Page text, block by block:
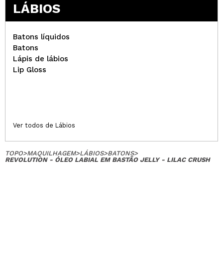
LÁBIOS
Batons líquidos
Batons
Lápis de lábios
Lip Gloss
Ver todos de Lábios
TOPO>MAQUILHAGEM>LÁBIOS>BATONS>
REVOLUTION - ÓLEO LABIAL EM BASTÃO JELLY - LILAC CRUSH